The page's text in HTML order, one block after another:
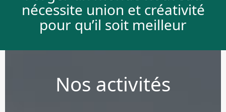
nécessite union et créativité
pour qu’il soit meilleur
Nos activités